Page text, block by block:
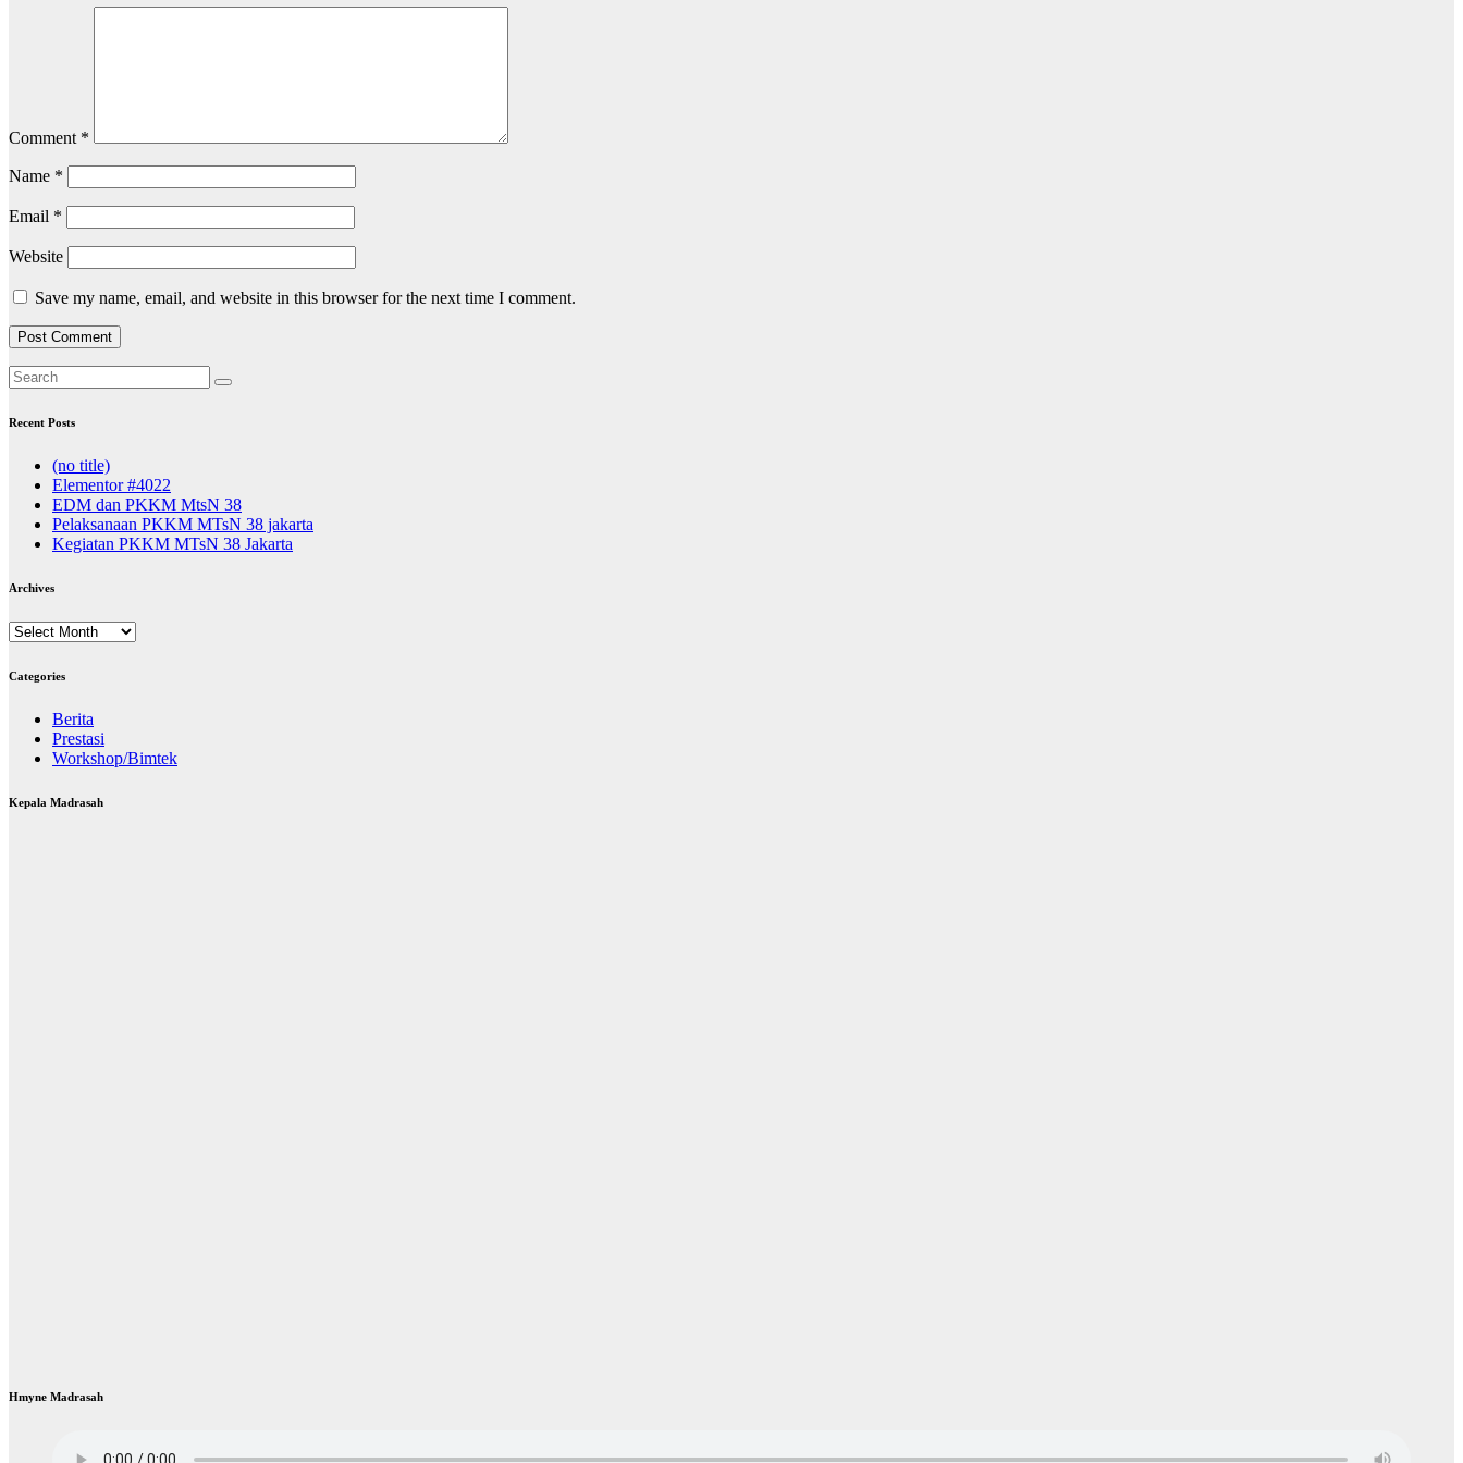
Comment *
Name *
Email *
Website
Save my name, email, and website in this browser for the next time I comment.
Recent Posts
(no title)
Elementor #4022
EDM dan PKKM MtsN 38
Pelaksanaan PKKM MTsN 38 jakarta
Kegiatan PKKM MTsN 38 Jakarta
Archives
Archives
Categories
Berita
Prestasi
Workshop/Bimtek
Kepala Madrasah
Hmyne Madrasah